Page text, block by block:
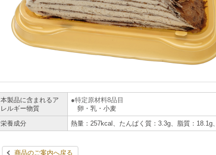
本製品に含まれるア
レルギー物質
特定原材料8品目
卵・乳・小麦
栄養成分
熱量：257kcal、たんぱく質：3.3g、脂質：
商品のご案内へ戻る